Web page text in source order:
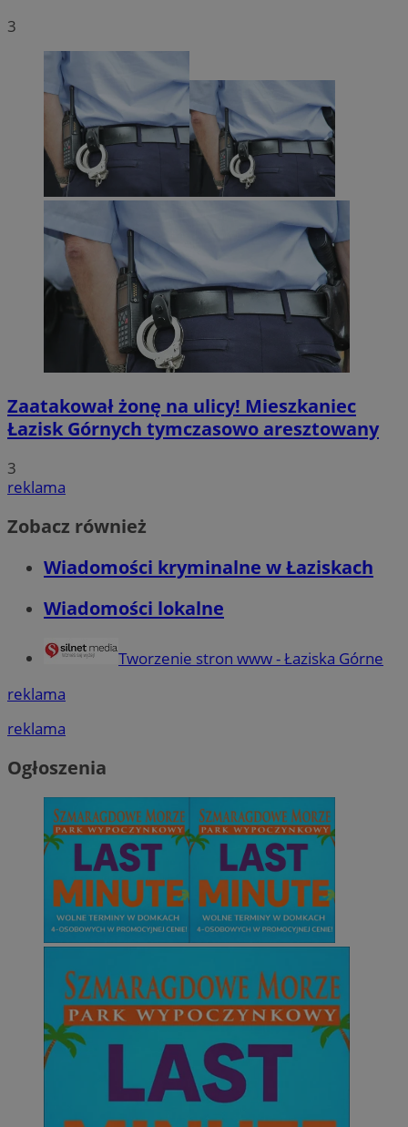
3
Zaatakował żonę na ulicy! Mieszkaniec
Łazisk Górnych tymczasowo aresztowany
3
reklama
Zobacz również
Wiadomości kryminalne w Łaziskach
Wiadomości lokalne
Tworzenie stron www - Łaziska Górne
reklama
reklama
Ogłoszenia